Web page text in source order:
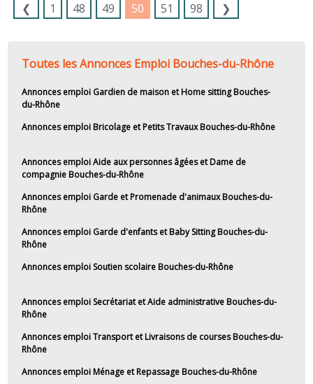
❮ 1 48 49 50 51 98 ❯
Toutes les Annonces Emploi Bouches-du-Rhône
Annonces emploi Gardien de maison et Home sitting Bouches-
du-Rhône
Annonces emploi Bricolage et Petits Travaux Bouches-du-Rhône
Annonces emploi Aide aux personnes âgées et Dame de
compagnie Bouches-du-Rhône
Annonces emploi Garde et Promenade d'animaux Bouches-du-
Rhône
Annonces emploi Garde d'enfants et Baby Sitting Bouches-du-
Rhône
Annonces emploi Soutien scolaire Bouches-du-Rhône
Annonces emploi Secrétariat et Aide administrative Bouches-du-
Rhône
Annonces emploi Transport et Livraisons de courses Bouches-du-
Rhône
Annonces emploi Ménage et Repassage Bouches-du-Rhône